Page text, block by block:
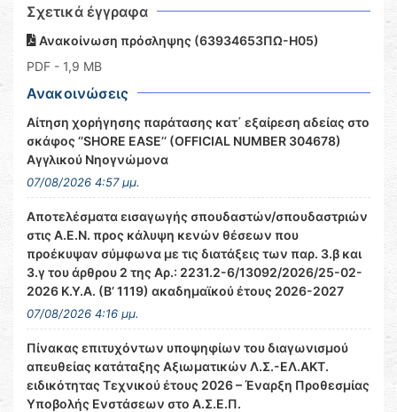
Σχετικά έγγραφα
Ανακοίνωση πρόσληψης (63934653ΠΩ-Η05)
PDF - 1,9 MB
Ανακοινώσεις
Αίτηση χορήγησης παράτασης κατ΄ εξαίρεση αδείας στο
σκάφος ‘’SHORE EASE’’ (OFFICIAL NUMBER 304678)
Αγγλικού Νηογνώμονα
07/08/2026 4:57 μμ.
Αποτελέσματα εισαγωγής σπουδαστών/σπουδαστριών
στις Α.Ε.Ν. προς κάλυψη κενών θέσεων που
προέκυψαν σύμφωνα με τις διατάξεις των παρ. 3.β και
3.γ του άρθρου 2 της Αρ.: 2231.2-6/13092/2026/25-02-
2026 Κ.Υ.Α. (Β’ 1119) ακαδημαϊκού έτους 2026-2027
07/08/2026 4:16 μμ.
Πίνακας επιτυχόντων υποψηφίων του διαγωνισμού
απευθείας κατάταξης Αξιωματικών Λ.Σ.-ΕΛ.ΑΚΤ.
ειδικότητας Τεχνικού έτους 2026 – Έναρξη Προθεσμίας
Υποβολής Ενστάσεων στο Α.Σ.Ε.Π.